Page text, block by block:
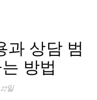
과 상담 범
방법
일